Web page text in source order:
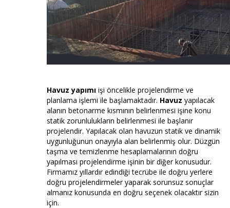
Havuz yapımı işi öncelikle projelendirme ve
planlama işlemi ile başlamaktadır. Havuz yapılacak
alanın betonarme kısmının belirlenmesi işine konu
statik zorunlulukların belirlenmesi ile başlanır
projelendir. Yapılacak olan havuzun statik ve dinamik
uygunluğunun onayıyla alan belirlenmiş olur. Düzgün
taşma ve temizlenme hesaplamalarının doğru
yapılması projelendirme işinin bir diğer konusudur.
Firmamız yıllardır edindiği tecrübe ile doğru yerlere
doğru projelendirmeler yaparak sorunsuz sonuçlar
almanız konusunda en doğru seçenek olacaktır sizin
için.